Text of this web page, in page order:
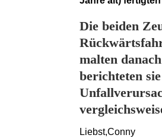
Die beiden
malten
berichteten
Liebst,Conny